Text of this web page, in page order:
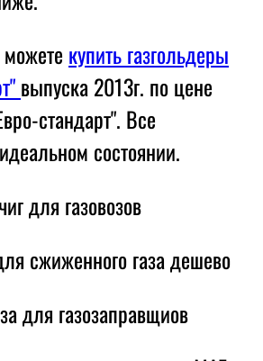
купить газгольдеры
выпуска 2013г. по цене
стандарт". Все
состоянии.